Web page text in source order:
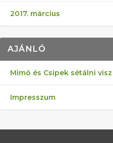
2017. március
AJÁNLÓ
Mimó és Csipek sétálni visz
Impresszum